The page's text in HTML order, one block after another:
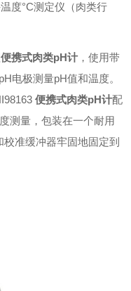
度°C测定仪（肉类行
便携式肉类pH计 ，使用带
电极测量pH值和温度。
便携式肉类pH计配
测量，包装在一个耐用
准缓冲器牢固地固定到